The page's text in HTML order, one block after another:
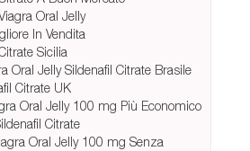
Oral Jelly
In Vendita
Sicilia
Oral Jelly Sildenafil Citrate Brasile
Citrate UK
Oral Jelly 100 mg Più Economico
Citrate
Oral Jelly 100 mg Senza